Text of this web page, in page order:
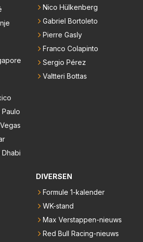
Nico Hülkenberg
Gabriel Bortoleto
Pierre Gasly
Franco Colapinto
Sergio Pérez
Valtteri Bottas
DIVERSEN
Formule 1-kalender
WK-stand
Max Verstappen-nieuws
Red Bull Racing-nieuws